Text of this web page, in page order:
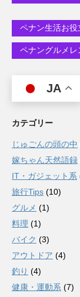
ペナン生活お
ペナングルメレ
JA
カテゴリー
じゅごんの頭の中
嫁ちゃん天然語録
IT・ガジェット系
旅行Tips (10)
グルメ (1)
料理 (1)
バイク (3)
アウトドア (4)
釣り (4)
健康・運動系 (7)